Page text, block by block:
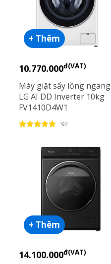
+ Thêm
10.770.000đ(VAT)
Máy giặt sấy lồng ngang
LG AI DD Inverter 10kg
FV1410D4W1
92
+ Thêm
14.100.000đ(VAT)